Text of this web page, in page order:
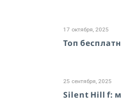
17 октября, 2025
Топ
25 сентября, 2025
Silent Hill f: